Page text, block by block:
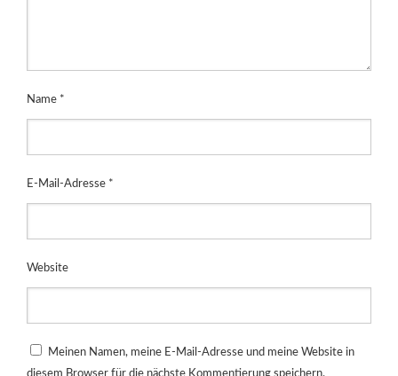
Name *
E-Mail-Adresse *
Website
Meinen Namen, meine E-Mail-Adresse und meine Website in